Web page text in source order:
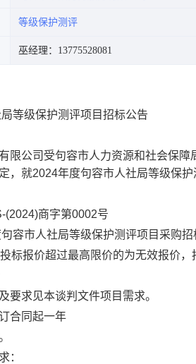
等级保护测评
巫经理：13775528081
等级保护测评项目招标公告
限公司受句容市人力资源和社会保
，就2024年度句容市人社局等级保
(2024)商字第0002号
容市人社局等级保护测评项目采购招
标报价超过最高限价的为无效报价，
要求见本谈判文件项目需求。
合同起一年
：